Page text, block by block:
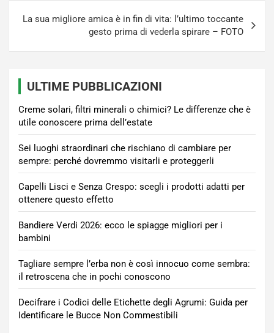
La sua migliore amica è in fin di vita: l’ultimo toccante
gesto prima di vederla spirare – FOTO
ULTIME PUBBLICAZIONI
Creme solari, filtri minerali o chimici? Le differenze che è
utile conoscere prima dell’estate
Sei luoghi straordinari che rischiano di cambiare per
sempre: perché dovremmo visitarli e proteggerli
Capelli Lisci e Senza Crespo: scegli i prodotti adatti per
ottenere questo effetto
Bandiere Verdi 2026: ecco le spiagge migliori per i
bambini
Tagliare sempre l’erba non è così innocuo come sembra:
il retroscena che in pochi conoscono
Decifrare i Codici delle Etichette degli Agrumi: Guida per
Identificare le Bucce Non Commestibili